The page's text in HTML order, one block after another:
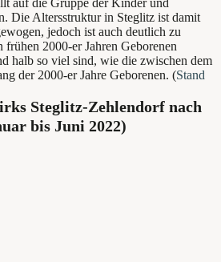
auf die Gruppe der Kinder und
Die Altersstruktur in Steglitz ist damit
jedoch ist auch deutlich zu
frühen 2000-er Jahren Geborenen
halb so viel sind, wie die zwischen dem
der 2000-er Jahre Geborenen. (Stand
Steglitz-Zehlendorf nach
bis Juni 2022)